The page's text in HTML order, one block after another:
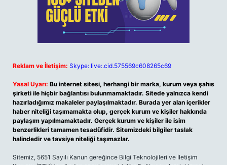
Reklam ve İletişim: Skype: live:.cid.575569c608265c69
Yasal Uyarı: Bu internet sitesi, herhangi bir marka, kurum veya şahıs
şirketi ile hiçbir bağlantısı bulunmamaktadır. Sitede yalnızca kendi
hazırladığımız makaleler paylaşılmaktadır. Burada yer alan içerikler
haber niteliği taşımamakta olup, gerçek kurum ve kişiler hakkında
paylaşım yapılmamaktadır. Gerçek kurum ve kişiler ile isim
benzerlikleri tamamen tesadüfidir. Sitemizdeki bilgiler taslak
halindedir ve tavsiye niteliği taşımazlar.
Sitemiz, 5651 Sayılı Kanun gereğince Bilgi Teknolojileri ve İletişim